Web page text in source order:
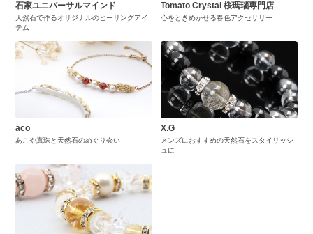
石家ユニバーサルマインド
天然石で作るオリジナルのヒーリングアイ
テム
Tomato Crystal 桜瑪瑙専門店
心をときめかせる春色アクセサリー
aco
あこや真珠と天然石のめぐり会い
X.G
メンズにおすすめの天然石をスタイリッシ
ュに